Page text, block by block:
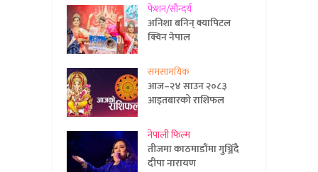
फेशन/सौन्दर्य
अनिशा बनिन् क्यापिटल
क्विन नेपाल
समसामयिक
आज–२४ साउन २०८३
आइतबारको राशिफल
नेपाली फिल्म
तीजमा काठमाडौंमा गुञ्जिँदै
दीपा नारायण